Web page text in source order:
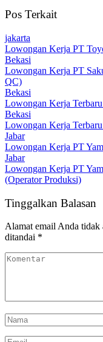
Pos Terkait
jakarta
Lowongan Kerja PT
Bekasi
Lowongan Kerja PT
QC)
Bekasi
Lowongan Kerja
Bekasi
Lowongan Kerja
Jabar
Lowongan Kerja PT
Jabar
Lowongan Kerja PT
(Operator Produksi)
Tinggalkan Balasan
Alamat email Anda
ditandai *